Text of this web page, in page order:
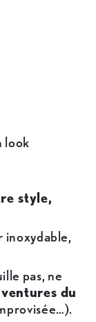
look
style,
inoxydable,
pas, ne
du